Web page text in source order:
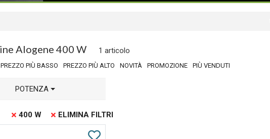
Alogene 400 W
1 articolo
PREZZO PIÙ BASSO PREZZO PIÙ ALTO NOVITÀ PROMOZIONE PIÙ VENDUTI
POTENZA
400 W ELIMINA FILTRI